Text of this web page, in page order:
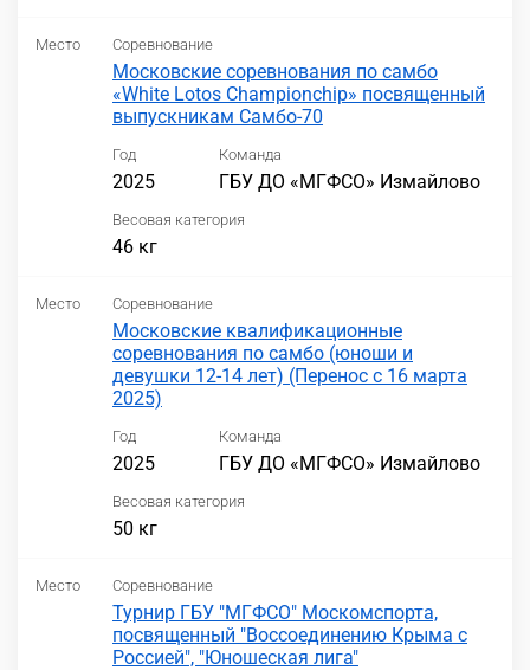
Место Соревнование
Московские соревнования по самбо
«White Lotos Championchip» посвященный
выпускникам Самбо-70
Год
2025
Команда
ГБУ ДО «МГФСО» Измайлово
Весовая категория
46 кг
Место Соревнование
Московские квалификационные
соревнования по самбо (юноши и
девушки 12-14 лет) (Перенос с 16 марта
2025)
Год
2025
Команда
ГБУ ДО «МГФСО» Измайлово
Весовая категория
50 кг
Место Соревнование
Турнир ГБУ "МГФСО" Москомспорта,
посвященный "Воссоединению Крыма с
Россией", "Юношеская лига"